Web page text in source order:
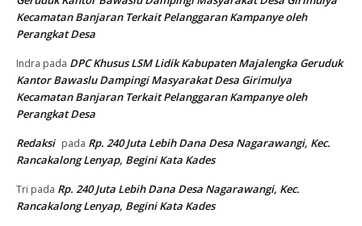
Kecamatan Banjaran Terkait Pelanggaran Kampanye oleh
Perangkat Desa
Indra pada DPC Khusus LSM Lidik Kabupaten Majalengka Geruduk
Kantor Bawaslu Dampingi Masyarakat Desa Girimulya
Kecamatan Banjaran Terkait Pelanggaran Kampanye oleh
Perangkat Desa
Redaksi pada Rp. 240 Juta Lebih Dana Desa Nagarawangi, Kec.
Rancakalong Lenyap, Begini Kata Kades
Tri pada Rp. 240 Juta Lebih Dana Desa Nagarawangi, Kec.
Rancakalong Lenyap, Begini Kata Kades